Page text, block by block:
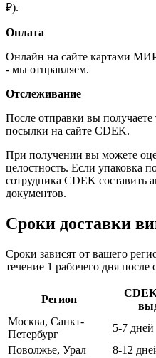
₽).
Оплата
Онлайн на сайте картами
- мы отправляем.
Отслеживание
После отправки вы
посылки на сайте CDEK.
При получении вы можете
целостность. Если упаковка
сотрудника CDEK составить
документов.
Сроки доставки
Сроки зависят от вашего
течение 1 рабочего дня после
Регион
Москва, Санкт-
Петербург
5-7 дней
Поволжье, Урал
8-12